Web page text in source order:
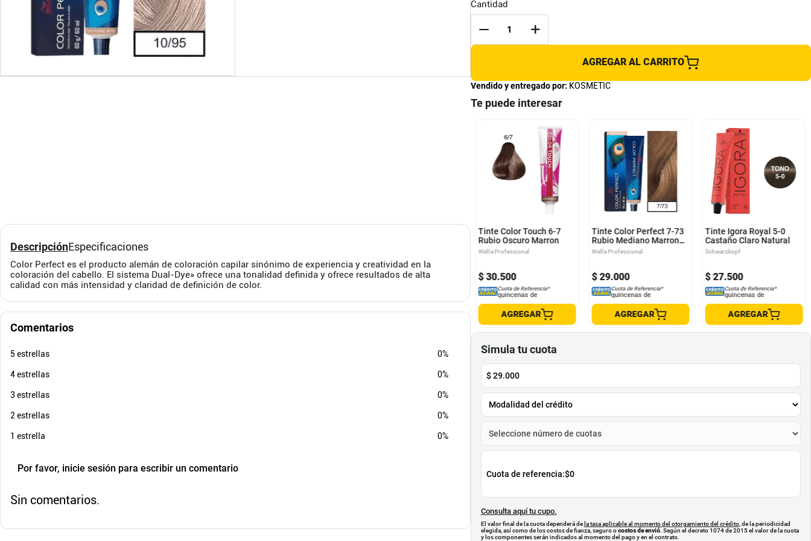
DescripciónEspecificaciones
Color Perfect es el producto alemán de coloración capilar sinónimo de experiencia y creatividad en la
coloración del cabello. El sistema Dual-Dye» ofrece una tonalidad definida y ofrece resultados de alta
calidad con más intensidad y claridad de definición de color.
Comentarios
5 estrellas 0%
4 estrellas 0%
3 estrellas 0%
2 estrellas 0%
1 estrella 0%
Por favor, inicie sesión para escribir un comentario
Sin comentarios.
Cantidad
AGREGAR AL CARRITO
Vendido y entregado por: KOSMETIC
Te puede interesar
$ 29.000
Cuota de Referencia*
AGREGAR
$ 46.200
AGREGAR
$ 31.900
AGREGAR
Tinte Color Touch 6-7
Rubio Oscuro Marron
Wella Professional
$ 30.500
Cuota de Referencia*
quincenas de
AGREGAR
Tinte Color Perfect 7-73
Rubio Mediano Marron
Dorado
Wella Professional
$ 29.000
Cuota de Referencia*
quincenas de
AGREGAR
Tinte Igora Royal 5-0
Castaño Claro Natural
Schwarzkopf
$ 27.500
Cuota de Referencia*
quincenas de
AGREGAR
Simula tu cuota
$29.000
Cuota de referencia:$0
Consulta aquí tu cupo.
El valor final de la cuota dependerá de la tasa aplicable al momento del otorgamiento del crédito, de la periodicidad
elegida, así como de los costos de fianza, seguro ocostos de envió. Según el decreto 1074 de 2015 el valor de la cuota
y los componentes serán indicados al momento del pago y en el contrato.